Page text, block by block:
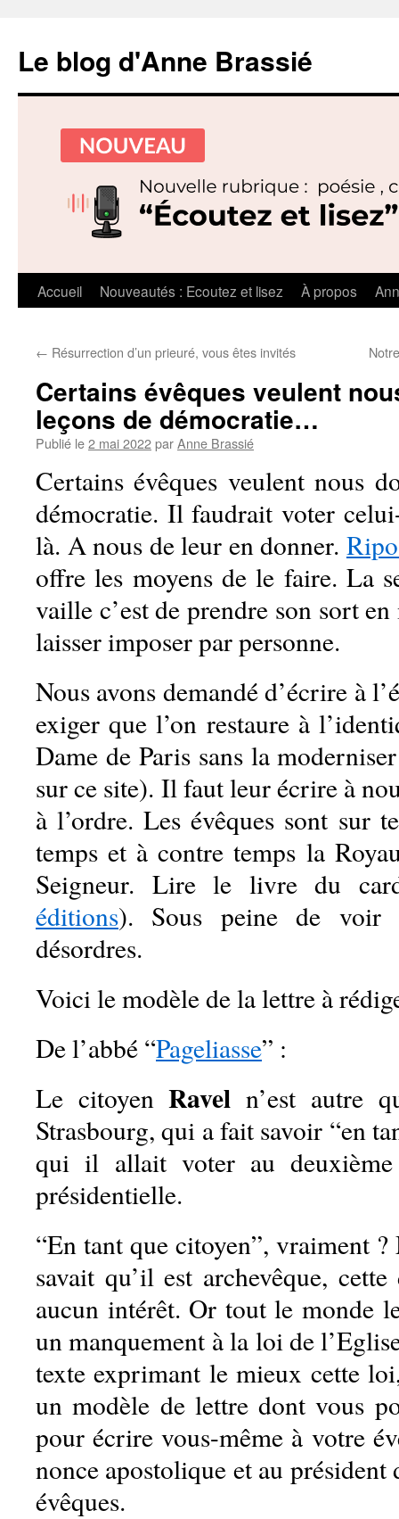
Le blog d'Anne Brassié
Aller
contenu
Accueil Nouveautés : Ecoutez et lisez À propos
← Résurrection d’un prieuré, vous êtes invités
Certains évêques veulent
leçons de démocratie…
Publié le2 mai 2022parAnne Brassié
Certains évêques veulent nous
démocratie. Il faudrait voter
là. A nous de leur en donner.
offre les moyens de le faire. La
vaille c’est de prendre son sort
laisser imposer par personne.
Nous avons demandé d’écrire à
exiger que l’on restaure à
Dame de Paris sans la
sur ce site). Il faut leur écrire à
à l’ordre. Les évêques sont sur
temps et à contre temps la
Seigneur. Lire le livre du
éditions). Sous peine de voir
désordres.
Voici le modèle de la lettre à
De l’abbé “Pageliasse” :
Le citoyenRavel n’est autre
Strasbourg, qui a fait savoir “en
qui il allait voter au
présidentielle.
“En tant que citoyen”, vraiment
savait qu’il est archevêque,
aucun intérêt. Or tout le monde
un manquement à la loi de
texte exprimant le mieux cette
un modèle de lettre dont vous
pour écrire vous-même à votre
nonce apostolique et au président
évêques.